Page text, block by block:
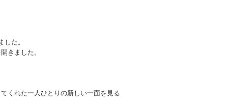
た。
きました。
くれた一人ひとりの新しい一面を見る